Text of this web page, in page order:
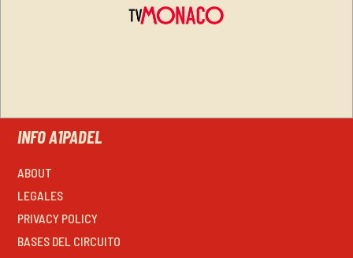
INFO A1PADEL
ABOUT
LEGALES
PRIVACY POLICY
BASES DEL CIRCUITO